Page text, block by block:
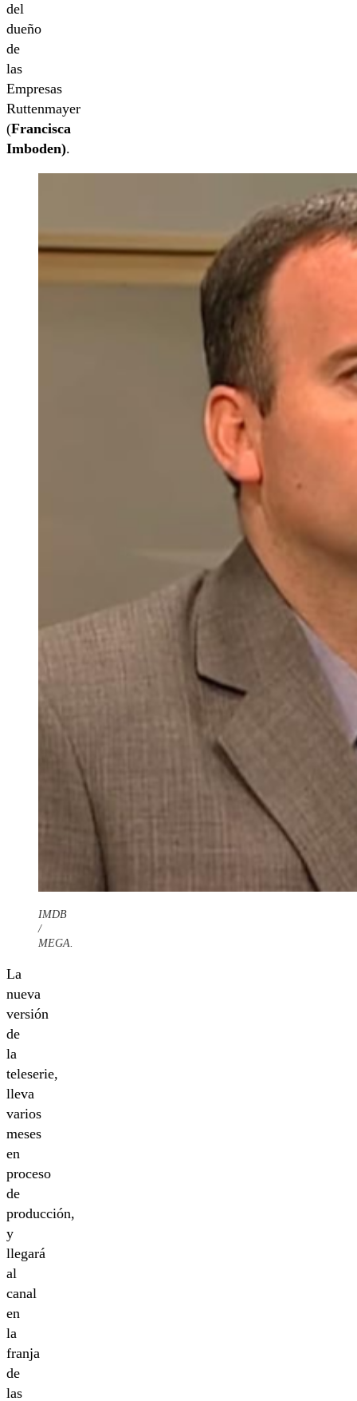
del
dueño
de
las
Empresas
Ruttenmayer
(Francisca
Imboden).
IMDB
/
MEGA.
La
nueva
versión
de
la
teleserie,
lleva
varios
meses
en
proceso
de
producción,
y
llegará
al
canal
en
la
franja
de
las